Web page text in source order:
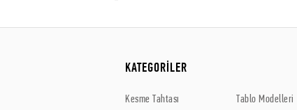
KATEGORİLER
Kesme Tahtası
Tablo Modelleri